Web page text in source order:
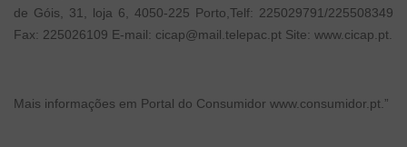
de Góis, 31, loja 6, 4050-225 Porto,Telf: 225029791/225508349
Fax: 225026109 E-mail: cicap@mail.telepac.pt Site: www.cicap.pt.
Mais informações em Portal do Consumidor www.consumidor.pt.”